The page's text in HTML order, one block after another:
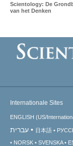
Scientology: De
van het Denken
Internationale Sites
ENGLISH (US/
עברית 日本語
NORSK
SVENSKA